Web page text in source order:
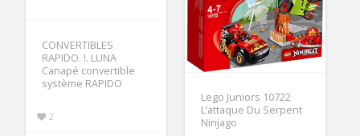
CONVERTIBLES
RAPIDO. !. LUNA
Canapé convertible
système RAPIDO
2
Lego Juniors 10722
L’attaque Du Serpent
Ninjago